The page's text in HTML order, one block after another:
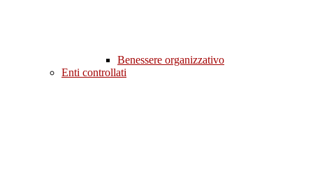
Benessere organizzativo
Enti controllati